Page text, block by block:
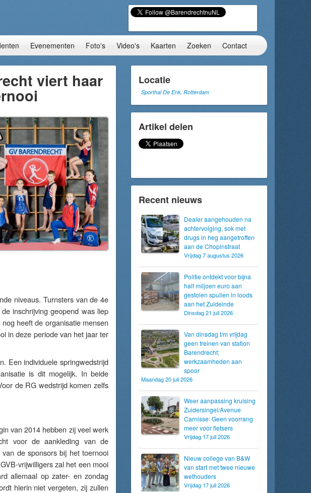
Evenementen Foto's Video's Kaarten Zoeken Contact
viert haar
niveaus. Turnsters van de 4e
inschrijving geopend was liep
heeft de organisatie mensen
in deze periode van het jaar ter
Een individuele springwedstrijd
is dit mogelijk. In beide
de RG wedstrijd komen zelfs
van 2014 hebben zij veel werk
voor de aankleding van de
de sponsors bij het toernooi
vrijwilligers zal het een mooi
allemaal op zater- en zondag
hierin niet vergeten, zij zullen
Locatie
Sporthal De Enk, Rotterdam
Artikel delen
Recent nieuws
Dealer aangehouden na
achtervolging, sok met
drugs in heg aangetroffen
aan de Chopinstraat
Vrijdag 7 augustus 2026
Politie ontdekt voor bijna
half miljoen euro aan
gestolen spullen in loods
aan het Zuideinde
Dinsdag 21 juli 2026
Van dinsdag t/m vrijdag
geen treinen van station
Barendrecht;
werkzaamheden aan
spoor
Maandag 20 juli 2026
Weer aanpassing kruising
Zuidersingel/Avenue
Carnisse: Geen voorrang
meer voor fietsers
Vrijdag 17 juli 2026
Nieuw college van B&W
van start met twee nieuwe
wethouders
Vrijdag 17 juli 2026